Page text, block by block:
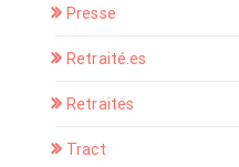
Presse
Retraité.es
Retraites
Tract